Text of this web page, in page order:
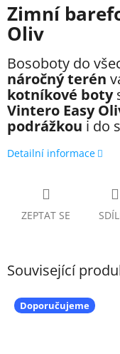
Zimní
Oliv
Bosoboty do
náročný terén
kotníkové boty
Vintero Easy
podrážkou i do
Detailní informace
ZEPTAT SE
Související
Doporučujeme